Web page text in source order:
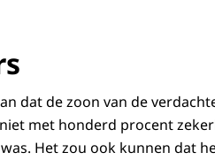
dat de zoon van de
met honderd procent
Het zou ook kunnen dat